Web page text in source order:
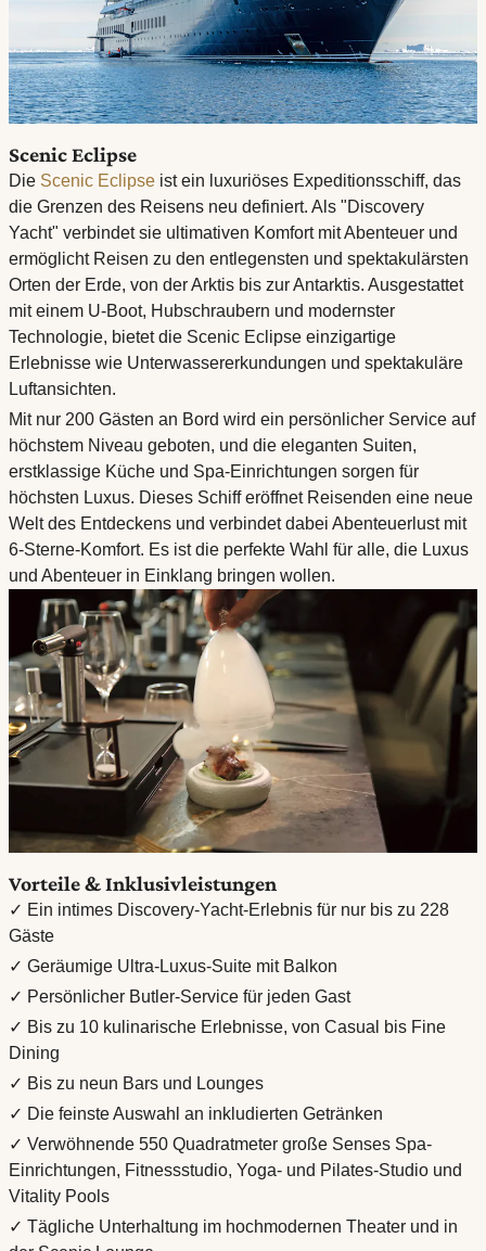
Scenic Eclipse
Die Scenic Eclipse ist ein luxuriöses Expeditionsschiff, das
die Grenzen des Reisens neu definiert. Als "Discovery
Yacht" verbindet sie ultimativen Komfort mit Abenteuer und
ermöglicht Reisen zu den entlegensten und spektakulärsten
Orten der Erde, von der Arktis bis zur Antarktis. Ausgestattet
mit einem U-Boot, Hubschraubern und modernster
Technologie, bietet die Scenic Eclipse einzigartige
Erlebnisse wie Unterwassererkundungen und spektakuläre
Luftansichten.
Mit nur 200 Gästen an Bord wird ein persönlicher Service auf
höchstem Niveau geboten, und die eleganten Suiten,
erstklassige Küche und Spa-Einrichtungen sorgen für
höchsten Luxus. Dieses Schiff eröffnet Reisenden eine neue
Welt des Entdeckens und verbindet dabei Abenteuerlust mit
6-Sterne-Komfort. Es ist die perfekte Wahl für alle, die Luxus
und Abenteuer in Einklang bringen wollen.
Vorteile & Inklusivleistungen
✓ Ein intimes Discovery-Yacht-Erlebnis für nur bis zu 228
Gäste
✓ Geräumige Ultra-Luxus-Suite mit Balkon
✓ Persönlicher Butler-Service für jeden Gast
✓ Bis zu 10 kulinarische Erlebnisse, von Casual bis Fine
Dining
✓ Bis zu neun Bars und Lounges
✓ Die feinste Auswahl an inkludierten Getränken
✓ Verwöhnende 550 Quadratmeter große Senses Spa-
Einrichtungen, Fitnessstudio, Yoga- und Pilates-Studio und
Vitality Pools
✓ Tägliche Unterhaltung im hochmodernen Theater und in